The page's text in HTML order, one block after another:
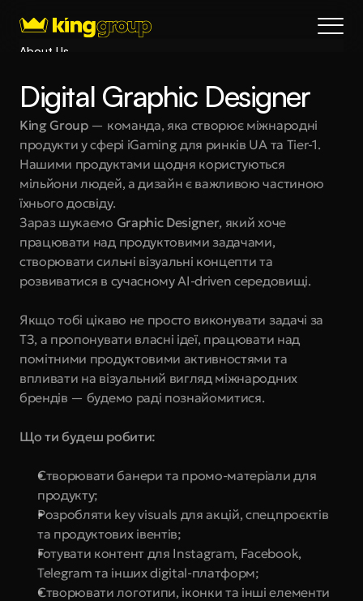
About Us
Services
Process
Coming Soon
King Interns
Legal
404
Book a call
Digital Graphic Designer
King Group — команда, яка створює міжнародні
продукти у сфері iGaming для ринків UA та Tier-1.
Нашими продуктами щодня користуються
мільйони людей, а дизайн є важливою частиною
їхнього досвіду.
Зараз шукаємо Graphic Designer, який хоче
працювати над продуктовими задачами,
створювати сильні візуальні концепти та
розвиватися в сучасному AI-driven середовищі.
Якщо тобі цікаво не просто виконувати задачі за
ТЗ, а пропонувати власні ідеї, працювати над
помітними продуктовими активностями та
впливати на візуальний вигляд міжнародних
брендів — будемо раді познайомитися.
Що ти будеш робити:
Створювати банери та промо-матеріали для
продукту;
Розробляти key visuals для акцій, спецпроєктів
та продуктових івентів;
Готувати контент для Instagram, Facebook,
Telegram та інших digital-платформ;
Створювати логотипи, іконки та інші елементи